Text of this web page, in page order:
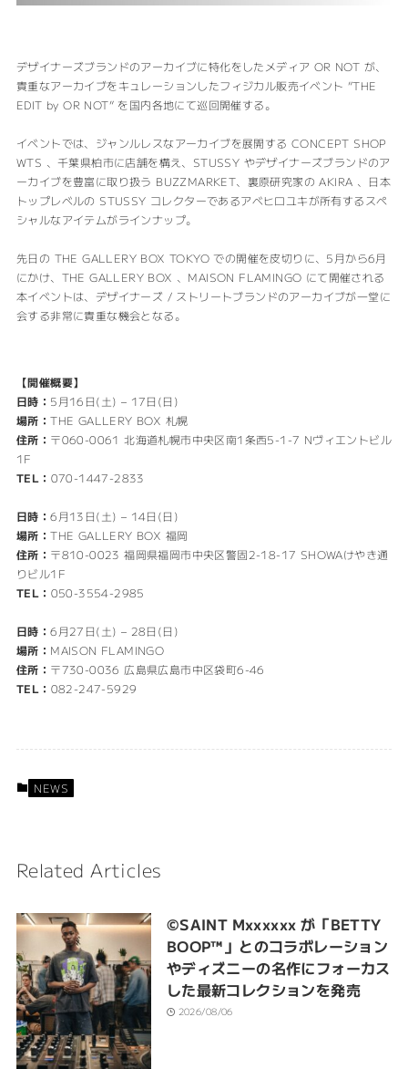
デザイナーズブランドのアーカイブに特化をしたメディア OR NOT が、
貴重なアーカイブをキュレーションしたフィジカル販売イベント ”THE
EDIT by OR NOT” を国内各地にて巡回開催する。
イベントでは、ジャンルレスなアーカイブを展開する CONCEPT SHOP
WTS 、千葉県柏市に店舗を構え、STUSSY やデザイナーズブランドのア
ーカイブを豊富に取り扱う BUZZMARKET、裏原研究家の AKIRA 、日本
トップレベルの STUSSY コレクターであるアベヒロユキが所有するスペ
シャルなアイテムがラインナップ。
先日の THE GALLERY BOX TOKYO での開催を皮切りに、5月から6月
にかけ、THE GALLERY BOX 、MAISON FLAMINGO にて開催される
本イベントは、デザイナーズ / ストリートブランドのアーカイブが一堂に
会する非常に貴重な機会となる。
【開催概要】
日時： 5月16日(土) – 17日(日)
場所：THE GALLERY BOX 札幌
住所： 〒060-0061 北海道札幌市中央区南1条西5-1-7 Nヴィエントビル
1F
TEL： 070-1447-2833
日時：6月13日(土) – 14日(日)
場所：THE GALLERY BOX 福岡
住所： 〒810-0023 福岡県福岡市中央区警固2-18-17 SHOWAけやき通
りビル1F
TEL： 050-3554-2985
日時：6月27日(土) – 28日(日)
場所： MAISON FLAMINGO
住所： 〒730-0036 広島県広島市中区袋町6-46
TEL： 082-247-5929
NEWS
Related Articles
©SAINT Mxxxxxx が「BETTY
BOOP™︎」とのコラボレーション
やディズニーの名作にフォーカス
した最新コレクションを発売
2026/08/06